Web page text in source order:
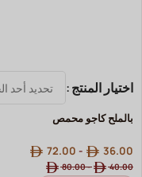
اختيار المنتج
بالملح ⁨كاجو محمص⁩
40.00
-
80.00
36.00
-
72.00